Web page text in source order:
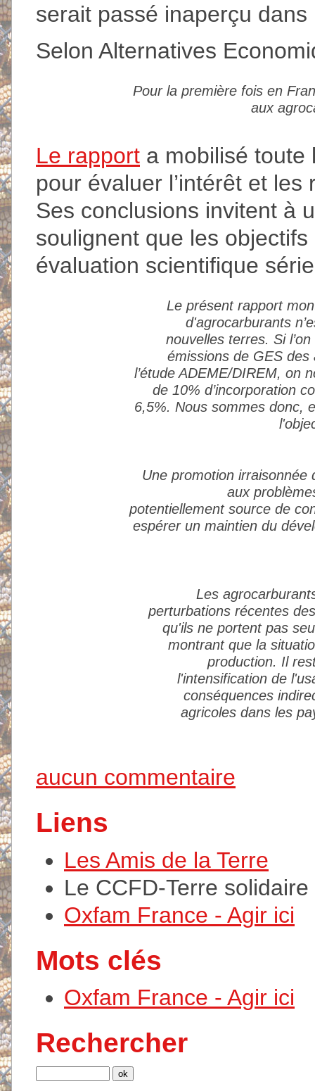
serait passé inaperçu
Selon Alternatives
Pour la première fois en
aux
Le rapport a mobilisé toute
pour évaluer l’intérêt et
Ses conclusions invitent à
soulignent que les
évaluation scientifique
Le présent rapport
d'agrocarburants
nouvelles terres. Si
émissions de GES des
l’étude ADEME/DIREM, on
de 10% d’incorporation
6,5%. Nous sommes donc,
Une promotion
aux
potentiellement source de
espérer un maintien du
Les
perturbations récentes
qu'ils ne portent pas
montrant que la
production. Il
l'intensification de
conséquences
agricoles dans les
aucun commentaire
Liens
Les Amis de la Terre
Le CCFD-Terre solidaire
Oxfam France - Agir ici
Mots clés
Oxfam France - Agir ici
Rechercher